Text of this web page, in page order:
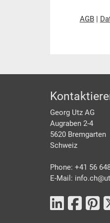
AGB|
Georg Utz AG
Augraben 2-4
5620 Bremgarten
Schweiz
Phone: +41 56
E-Mail: info.ch@